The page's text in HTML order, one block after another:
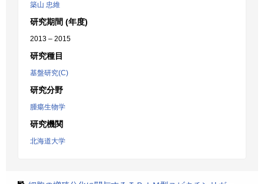
築山 忠維
研究期間 (年度)
2013 – 2015
研究種目
基盤研究(C)
研究分野
腫瘍生物学
研究機関
北海道大学